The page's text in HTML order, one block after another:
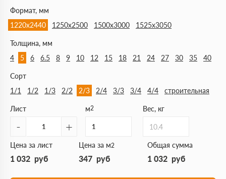
Формат, мм
1220х2440
1250х2500 1500х3000 1525х3050
Толщина, мм
4
5 6 6.5 8 9 10 12 15 18 21 24 27 30 35 40
Сорт
1/1
1/2 1/3 2/2 2/3 2/4 3/3 3/4 4/4 строительная
Лист
- +
м2 Вес, кг
10.4
Цена за лист
1 032 руб
Цена за м2
347 руб
Общая сумма
1 032 руб